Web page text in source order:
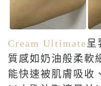
Cream Ultimate 呈
質感如奶油般柔軟
能快速被肌膚吸收